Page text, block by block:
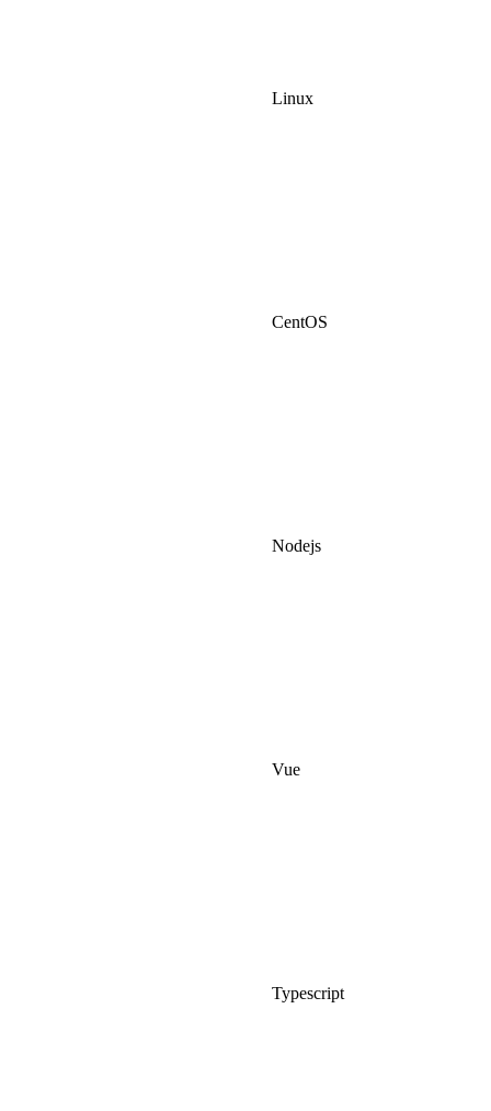
Linux
CentOS
Nodejs
Vue
Typescript